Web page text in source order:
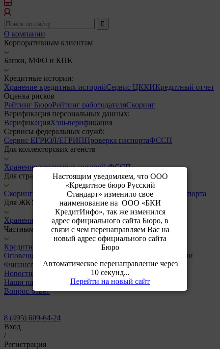
Настоящим уведомляем, что ООО
«Кредитное бюро Русский
Стандарт» изменило свое
наименование на ООО «БКИ
КредитИнфо», так же изменился
адрес официального сайта Бюро, в
связи с чем перенаправляем Вас на
новый адрес официального сайта
Бюро
Автоматическое перенаправление через
10 секунд...
Перейти на новый сайт
О компании
Корпоративным клиентам
Банки, МФО и КПК
Кредитные истории:
Хранение кредитных историйСервис ЦККИКредитный отчет
Оценка рисков
Рейтинг БюроРейтинг работодателяСкоринг
Верификация персональных данных:
ВерификацияХэш-верификация
Сервисы федеральных служб:
Сервис ЕГРЮЛ/ЕГРИППроверка паспортаФССП
Для коллекторских агенств
Хранение кредитных историй ФССП
Для страховых компаний
Скоринг ВерификацияХэш-верификацияПроверка паспорта
Для ЖКУ
Хранение кредитных историй
Частным клиентам
Кредитный отчет Запрос/выписка ЦККИ
Оповещения
Исправление кредитной истории
Финансовым управляющим
Новости
Наши партнеры
Вопрос-ответ
8 (495) 609-64-24
Вход
/
Регистрация